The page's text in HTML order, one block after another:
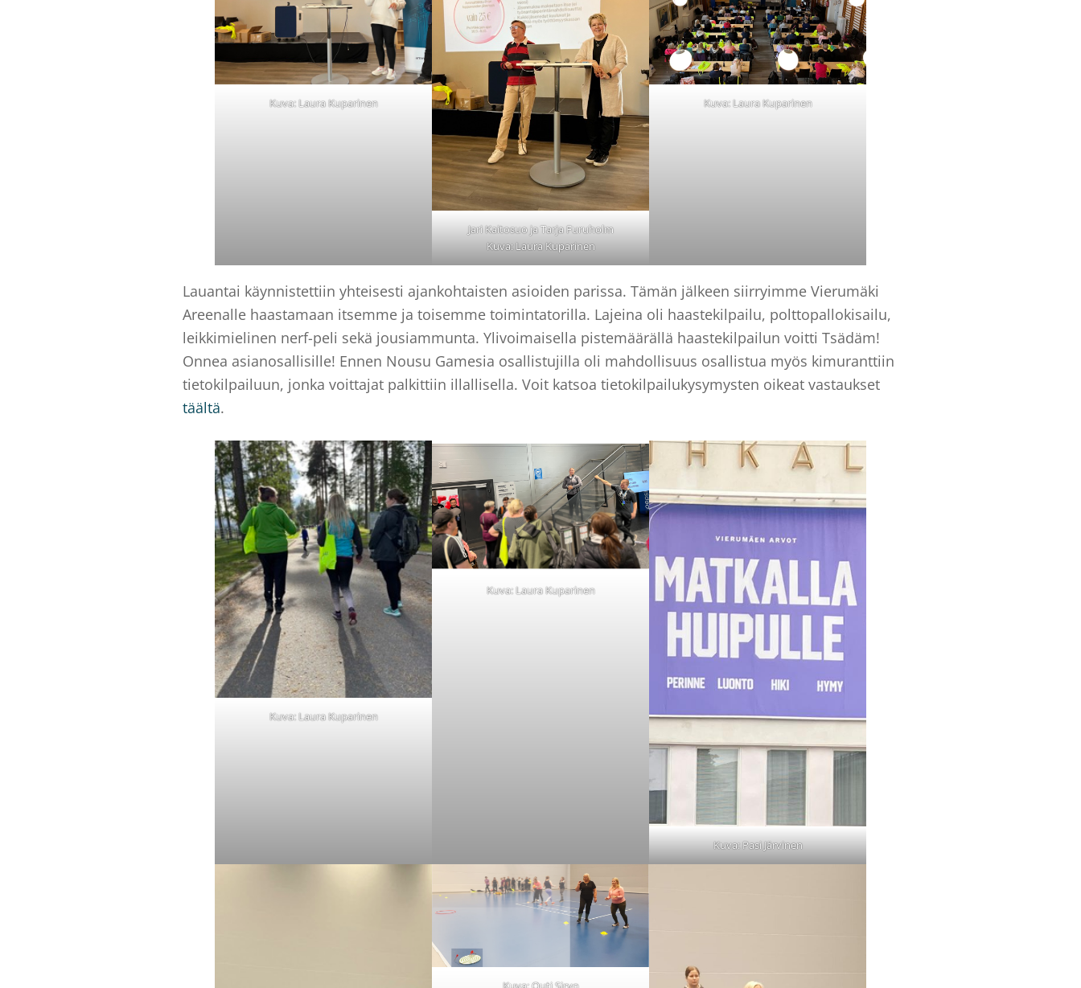
Kuva: Laura Kuparinen
Jari Kaitosuo ja Tarja Furuholm
Kuva: Laura Kuparinen
Kuva: Laura Kuparinen
Lauantai käynnistettiin yhteisesti ajankohtaisten asioiden parissa. Tämän jälkeen siirryimme Vierumäki
Areenalle haastamaan itsemme ja toisemme toimintatorilla. Lajeina oli haastekilpailu, polttopallokisailu,
leikkimielinen nerf-peli sekä jousiammunta. Ylivoimaisella pistemäärällä haastekilpailun voitti Tsädäm!
Onnea asianosallisille! Ennen Nousu Gamesia osallistujilla oli mahdollisuus osallistua myös kimuranttiin
tietokilpailuun, jonka voittajat palkittiin illallisella. Voit katsoa tietokilpailukysymysten oikeat vastaukset
täältä.
Kuva: Laura Kuparinen
Kuva: Laura Kuparinen
Kuva: Pasi Järvinen